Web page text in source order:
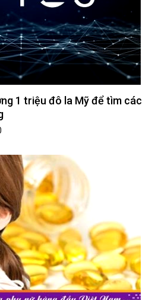
1 triệu đô la Mỹ để tìm các